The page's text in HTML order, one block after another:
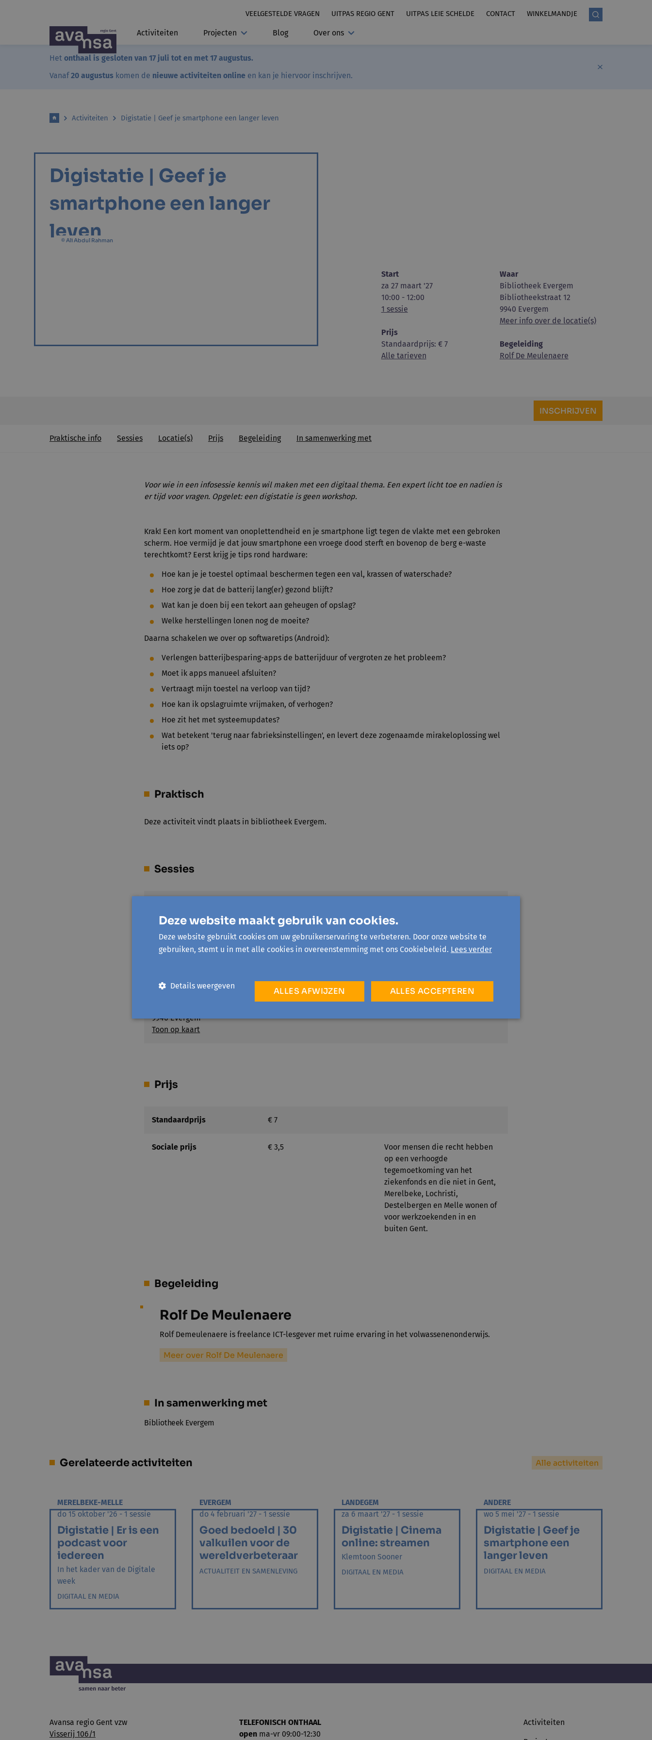
VEELGESTELDE VRAGEN UITPAS REGIO GENT UITPAS LEIE SCHELDE CONTACT WINKELMANDJE
Activiteiten Projecten Blog Over ons
Het onthaal is gesloten van 17 juli tot en met 17 augustus.
Vanaf20 augustus komen de nieuwe activiteiten online en kan je hiervoor inschrijven.
Activiteiten Digistatie | Geef je smartphone een langer leven
Digistatie | Geef je
smartphone een langer
leven
© Ali Abdul Rahman
Start
za 27 maart '27
10:00 - 12:00
1 sessie
Prijs
Standaardprijs: € 7
Alle tarieven
Waar
Bibliotheek Evergem
Bibliotheekstraat 12
9940 Evergem
Meer info over de locatie(s)
Begeleiding
Rolf De Meulenaere
INSCHRIJVEN
Praktische info Sessies Locatie(s) Prijs Begeleiding In samenwerking met
Voor wie in een infosessie kennis wil maken met een digitaal thema. Een expert licht toe en nadien is
er tijd voor vragen. Opgelet: een digistatie is geen workshop.
Krak! Een kort moment van onoplettendheid en je smartphone ligt tegen de vlakte met een gebroken
scherm. Hoe vermijd je dat jouw smartphone een vroege dood sterft en bovenop de berg e-waste
terechtkomt? Eerst krijg je tips rond hardware:
Hoe kan je je toestel optimaal beschermen tegen een val, krassen of waterschade?
Hoe zorg je dat de batterij lang(er) gezond blijft?
Wat kan je doen bij een tekort aan geheugen of opslag?
Welke herstellingen lonen nog de moeite?
Daarna schakelen we over op softwaretips (Android):
Verlengen batterijbesparing-apps de batterijduur of vergroten ze het probleem?
Moet ik apps manueel afsluiten?
Vertraagt mijn toestel na verloop van tijd?
Hoe kan ik opslagruimte vrijmaken, of verhogen?
Hoe zit het met systeemupdates?
Wat betekent 'terug naar fabrieksinstellingen', en levert deze zogenaamde mirakeloplossing wel
iets op?
Praktisch
Deze activiteit vindt plaats in bibliotheek Evergem.
Sessies
9940 Evergem
Toon op kaart
Prijs
Standaardprijs € 7
Sociale prijs € 3,5
Voor mensen die recht hebben
op een verhoogde
tegemoetkoming van het
ziekenfonds en die niet in Gent,
Merelbeke, Lochristi,
Destelbergen en Melle wonen of
voor werkzoekenden in en
buiten Gent.
Begeleiding
Rolf De Meulenaere
Rolf Demeulenaere is freelance ICT-lesgever met ruime ervaring in het volwassenenonderwijs.
Meer over Rolf De Meulenaere
In samenwerking met
Bibliotheek Evergem
Gerelateerde activiteiten Alle activiteiten
MERELBEKE-MELLE
do 15 oktober '26 - 1 sessie
Digistatie | Er is een
podcast voor
iedereen
In het kader van de Digitale
week
DIGITAAL EN MEDIA
EVERGEM
do 4 februari '27 - 1 sessie
Goed bedoeld | 30
valkuilen voor de
wereldverbeteraar
ACTUALITEIT EN SAMENLEVING
LANDEGEM
za 6 maart '27 - 1 sessie
Digistatie | Cinema
online: streamen
Klemtoon Sooner
DIGITAAL EN MEDIA
ANDERE
wo 5 mei '27 - 1 sessie
Digistatie | Geef je
smartphone een
langer leven
DIGITAAL EN MEDIA
Avansa regio Gent vzw
Visserij 106/1
TELEFONISCH ONTHAAL
openma-vr 09:00-12:30
Activiteiten
Deze website maakt gebruik van cookies.
Deze website gebruikt cookies om uw gebruikerservaring te verbeteren. Door onze website te
gebruiken, stemt u in met alle cookies in overeenstemming met ons Cookiebeleid. Lees verder
ALLES ACCEPTEREN
ALLES AFWIJZEN
Details weergeven